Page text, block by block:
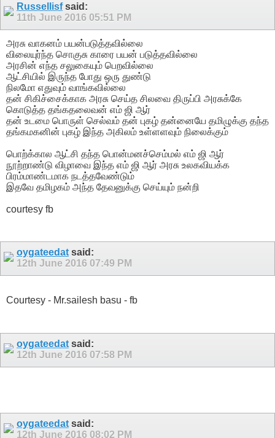
Russellisfsaid:
11th June 2016 05:51 PM
அரசு வாகனம் பயன்படுத்தவில்லை
விலையுர்ந்த சொகுசு காரை பயன் படுத்தவில்லை
அரசின் எந்த சலுகையும் பெறவில்லை
ஆட்சியில் இருந்த போது ஒரு துண்டு
நிலமோ எதுவும் வாங்கவில்லை
தன் சிகிச்சைக்காக அரசு செய்த சிலவை திருப்பி அரசுக்கே
கொடுத்த தங்கதலைவன் எம் ஜி ஆர்
தன் உடமை பொருள் செல்வம் தன் புகழ் தன்னையே தமிழுக்கு தந்த
தங்கமகனின் புகழ் இந்த அகிலம் உள்ளளவும் நிலைக்கும்
பொற்க்கால ஆட்சி தந்த பொன்மனச்செம்மல் எம் ஜி ஆர்
நூற்றாண்டு விழாவை இந்த எம் ஜி ஆர் அரசு உலகவியக்க
பிரம்மாண்டமாக நடத்தவேண்டும்
இதவே தமிழகம் அந்த தேவனுக்கு செய்யும் நன்றி
courtesy fb
oygateedat said:
12th June 2016 07:49 PM
Courtesy - Mr.sailesh basu - fb
oygateedat said:
12th June 2016 07:58 PM
oygateedat said:
12th June 2016 08:02 PM